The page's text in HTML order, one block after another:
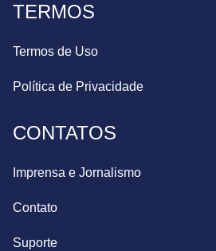
TERMOS
Termos de Uso
Política de Privacidade
CONTATOS
Imprensa e Jornalismo
Contato
Suporte